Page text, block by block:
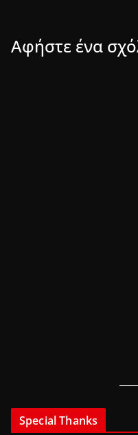
Αφήστε ένα
Special Thanks